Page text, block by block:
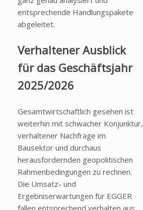
entsprechende Handlungspakete
abgeleitet.
Verhaltener Ausblick
für das Geschäftsjahr
2025/2026
Gesamtwirtschaftlich gesehen ist
weiterhin mit schwacher Konjunktur,
verhaltener Nachfrage im
Bausektor und durchaus
herausfordernden geopolitischen
Rahmenbedingungen zu rechnen.
Die Umsatz- und
Ergebniserwartungen für EGGER
fallen entsprechend verhalten aus.